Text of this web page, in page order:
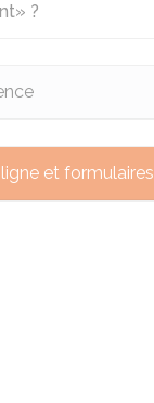
?
et formulaires